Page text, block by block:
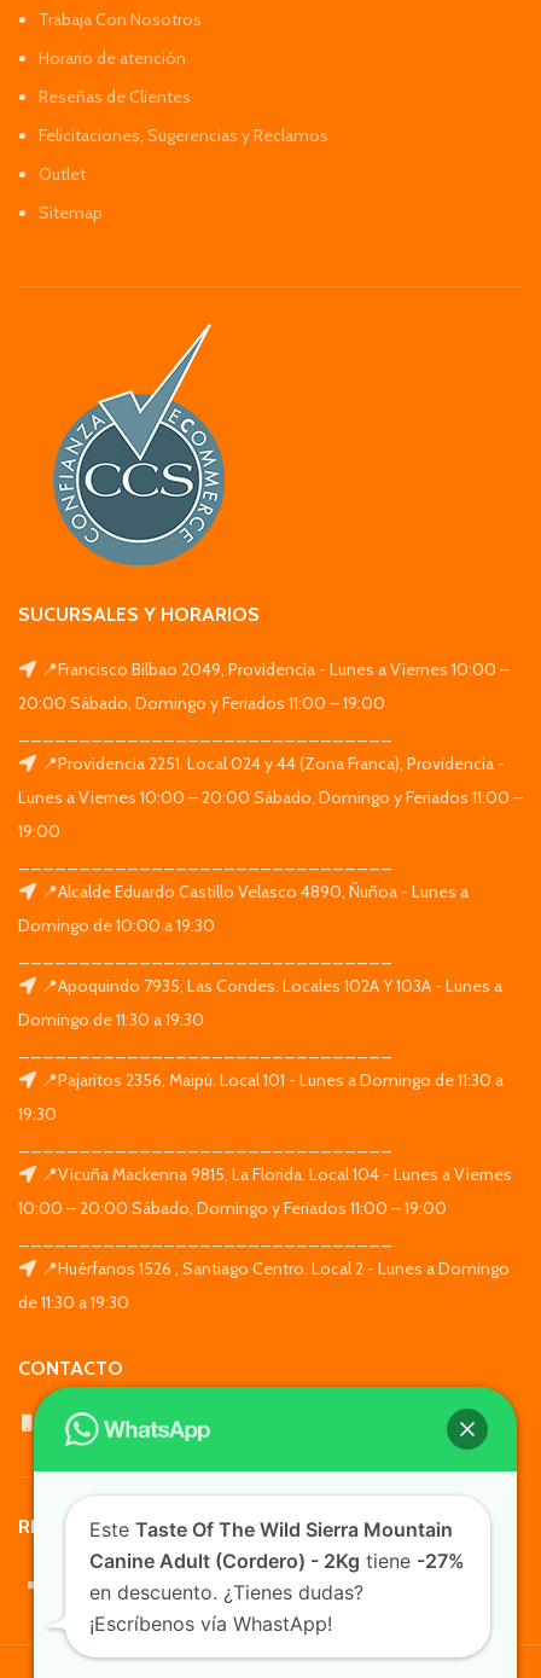
Trabaja Con Nosotros
Horario de atención
Reseñas de Clientes
Felicitaciones, Sugerencias y Reclamos
Outlet
Sitemap
SUCURSALES Y HORARIOS
📍Francisco Bilbao 2049, Providencia - Lunes a Viernes 10:00 –
20:00 Sábado, Domingo y Feriados 11:00 – 19:00
📍Providencia 2251. Local 024 y 44 (Zona Franca), Providencia -
Lunes a Viernes 10:00 – 20:00 Sábado, Domingo y Feriados 11:00 –
19:00
📍Alcalde Eduardo Castillo Velasco 4890, Ñuñoa - Lunes a
Domingo de 10:00 a 19:30
📍Apoquindo 7935, Las Condes. Locales 102A Y 103A - Lunes a
Domingo de 11:30 a 19:30
📍Pajaritos 2356, Maipú. Local 101 - Lunes a Domingo de 11:30 a
19:30
📍Vicuña Mackenna 9815, La Florida. Local 104 - Lunes a Viernes
10:00 – 20:00 Sábado, Domingo y Feriados 11:00 – 19:00
📍Huérfanos 1526 , Santiago Centro. Local 2 - Lunes a Domingo
de 11:30 a 19:30
CONTACTO
WhatsApp: +569 7564 4676
REDES SOCIALES
TusMascotas.cl
Este Taste Of The Wild Sierra Mountain
Canine Adult (Cordero) - 2Kg tiene -27%
en descuento. ¿Tienes dudas?
¡Escríbenos vía WhastApp!